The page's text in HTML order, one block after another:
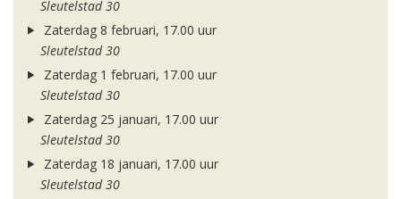
Sleutelstad 30
Zaterdag 8 februari, 17.00 uur
Sleutelstad 30
Zaterdag 1 februari, 17.00 uur
Sleutelstad 30
Zaterdag 25 januari, 17.00 uur
Sleutelstad 30
Zaterdag 18 januari, 17.00 uur
Sleutelstad 30